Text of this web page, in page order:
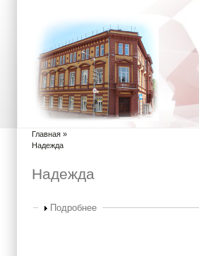
Вы здесь
Главная »
Надежда
Надежда
Показать
Подробнее